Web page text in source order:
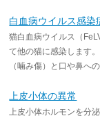
白血病ウイルス感染
猫白血病ウイルス（
て他の猫に感染します
（噛み傷）と口や鼻へ
上皮小体の異常
上皮小体ホルモンを分